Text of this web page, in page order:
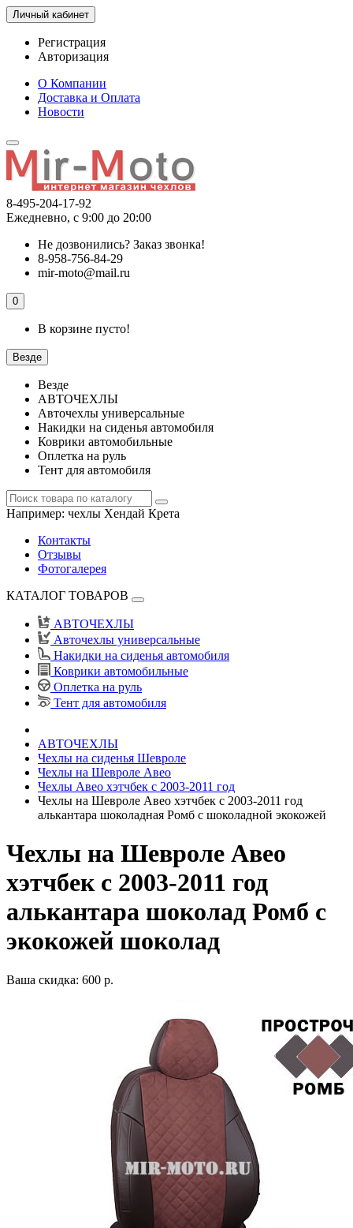
Личный кабинет
Регистрация
Авторизация
О Компании
Доставка и Оплата
Новости
8-495-204-17-92
Ежедневно, с 9:00 до 20:00
Не дозвонились? Заказ звонка!
8-958-756-84-29
mir-moto@mail.ru
0
В корзине пусто!
Везде
Везде
АВТОЧЕХЛЫ
Авточехлы универсальные
Накидки на сиденья автомобиля
Коврики автомобильные
Оплетка на руль
Тент для автомобиля
Например: чехлы Хендай Крета
Контакты
Отзывы
Фотогалерея
КАТАЛОГ ТОВАРОВ
АВТОЧЕХЛЫ
Авточехлы универсальные
Накидки на сиденья автомобиля
Коврики автомобильные
Оплетка на руль
Тент для автомобиля
АВТОЧЕХЛЫ
Чехлы на сиденья Шевроле
Чехлы на Шевроле Авео
Чехлы Авео хэтчбек с 2003-2011 год
Чехлы на Шевроле Авео хэтчбек с 2003-2011 год
алькантара шоколадная Ромб с шоколадной экокожей
Чехлы на Шевроле Авео
хэтчбек с 2003-2011 год
алькантара шоколад Ромб с
экокожей шоколад
Ваша скидка: 600 р.